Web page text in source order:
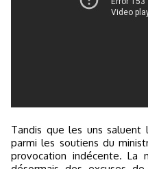
Tandis que les uns saluent le courage du député, d'autres
parmi les soutiens du
provocation indécente. La